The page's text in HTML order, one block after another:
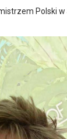
Polski